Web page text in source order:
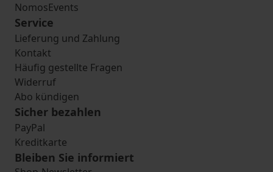
NomosEvents
Service
Lieferung und Zahlung
Kontakt
Häufig gestellte Fragen
Widerruf
Abo kündigen
Sicher bezahlen
PayPal
Kreditkarte
Bleiben Sie informiert